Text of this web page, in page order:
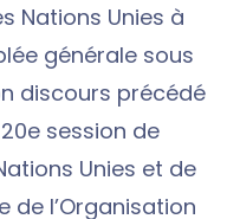
Nations Unies à
générale sous
discours précédé
session de
Unies et de
de l’Organisation